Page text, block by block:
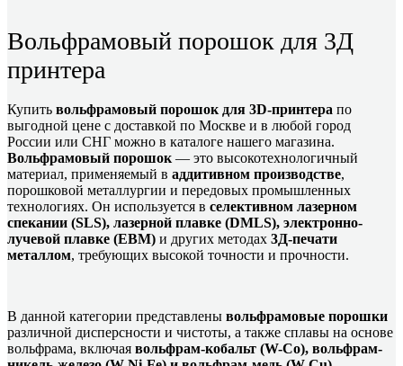
Вольфрамовый порошок для 3Д
принтера
Купить вольфрамовый порошок для 3D-принтера по
выгодной цене с доставкой по Москве и в любой город
России или СНГ можно в каталоге нашего магазина.
Вольфрамовый порошок — это высокотехнологичный
материал, применяемый в аддитивном производстве,
порошковой металлургии и передовых промышленных
технологиях. Он используется в селективном лазерном
спекании (SLS), лазерной плавке (DMLS), электронно-
лучевой плавке (EBM) и других методах 3Д-печати
металлом, требующих высокой точности и прочности.
В данной категории представлены вольфрамовые порошки
различной дисперсности и чистоты, а также сплавы на основе
вольфрама, включая вольфрам-кобальт (W-Co), вольфрам-